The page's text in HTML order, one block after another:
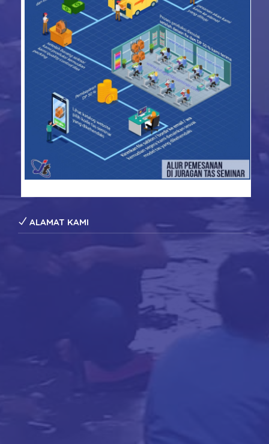
ALAMAT KAMI